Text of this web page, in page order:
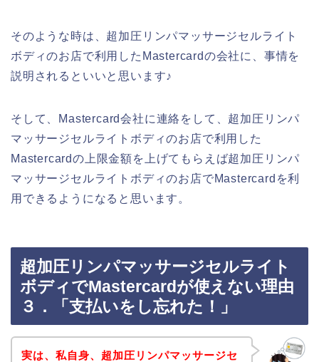
そのような時は、超加圧リンパマッサージセルライト
ボディのお店で利用したMastercardの会社に、事情を
説明されるといいと思います♪
そして、Mastercard会社に連絡をして、超加圧リンパ
マッサージセルライトボディのお店で利用した
Mastercardの上限金額を上げてもらえば超加圧リンパ
マッサージセルライトボディのお店でMastercardを利
用できるようになると思います。
超加圧リンパマッサージセルライト
ボディでMastercardが使えない理由
３．「支払いをし忘れた！」
実は、私自身、超加圧リンパマッサージセ